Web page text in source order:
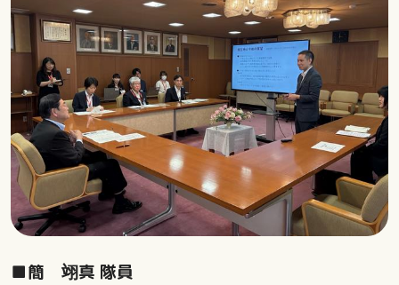
■簡 翊真 隊員